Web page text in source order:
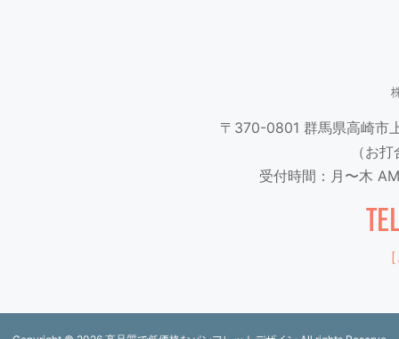
〒370-0801 群馬県高崎市
（お
受付時間：月〜木